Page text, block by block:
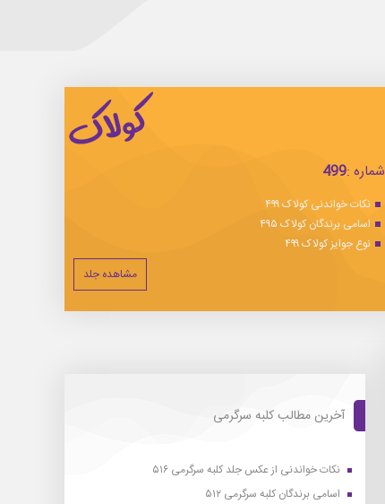
شماره :499
نکات خواندنی کولاک ۴۹۹
اسامی برندگان کولاک ۴۹۵
نوع جوایز کولاک ۴۹۹
مشاهده جلد
آخرین مطالب کلبه سرگرمی
نکات خواندنی از عکس جلد کلبه سرگرمی ۵۱۶
اسامی برندگان کلبه سرگرمی ۵۱۲